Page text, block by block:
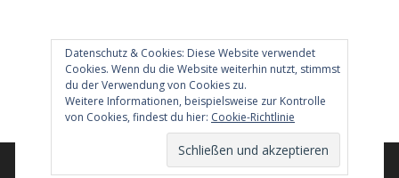
Datenschutz & Cookies: Diese Website verwendet
Cookies. Wenn du die Website weiterhin nutzt, stimmst
du der Verwendung von Cookies zu.
Weitere Informationen, beispielsweise zur Kontrolle
von Cookies, findest du hier: Cookie-Richtlinie
Berlin hilft
info@berlin-hilft.com
© 2026 Berlin hilft!• Erstellt mitGeneratePress